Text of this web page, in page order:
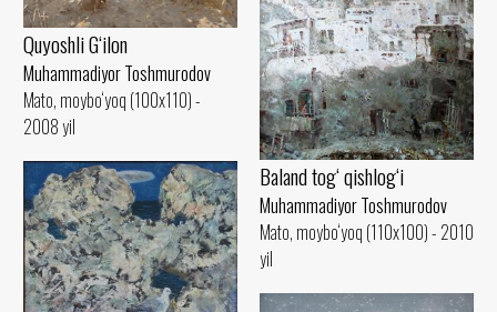
Quyoshli G‘ilon
Muhammadiyor Toshmurodov
Mato, moybo‘yoq (100x110) -
2008 yil
Baland tog‘ qishlog‘i
Muhammadiyor Toshmurodov
Mato, moybo‘yoq (110x100) - 2010
yil